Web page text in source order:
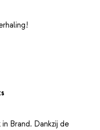
Brand. Dankzij de